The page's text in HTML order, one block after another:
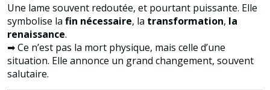
Une lame souvent redoutée, et pourtant puissante. Elle
symbolise la fin nécessaire, la transformation, la
renaissance.
➡ Ce n’est pas la mort physique, mais celle d’une
situation. Elle annonce un grand changement, souvent
salutaire.